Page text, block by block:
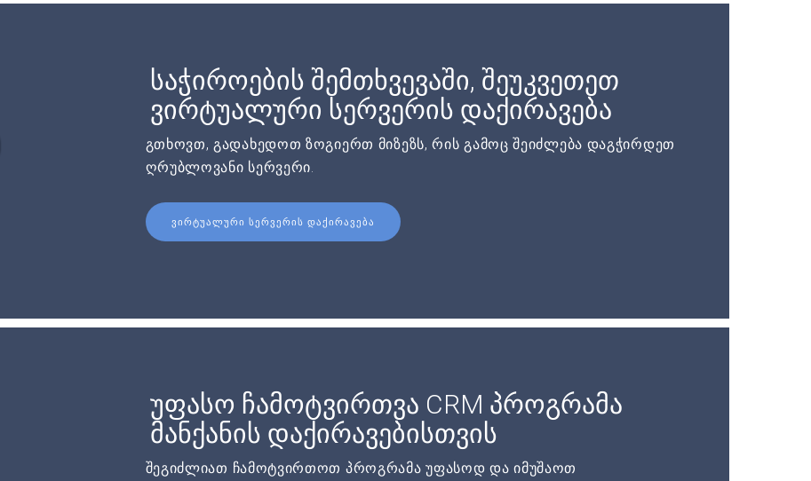
საჭიროების შემთხვევაში, შეუკვეთეთ
ვირტუალური სერვერის დაქირავება
გთხოვთ, გადახედოთ ზოგიერთ მიზეზს, რის გამოც შეიძლება დაგჭირდეთ
ღრუბლოვანი სერვერი.
ᲕᲘᲠᲢᲣᲐᲚᲣᲠᲘ ᲡᲔᲠᲕᲔᲠᲘᲡ ᲓᲐᲥᲘᲠᲐᲕᲔᲑᲐ
უფასო ჩამოტვირთვა CRM პროგრამა
მანქანის დაქირავებისთვის
შეგიძლიათ ჩამოტვირთოთ პროგრამა უფასოდ და იმუშაოთ